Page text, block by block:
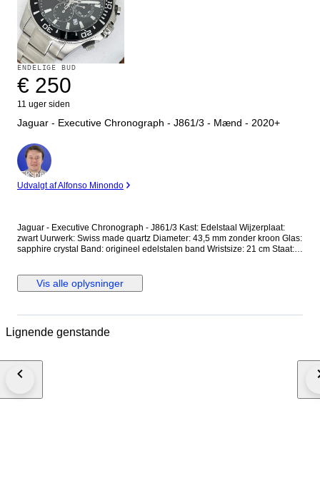
ENDELIGE BUD
€ 250
11 uger siden
Jaguar - Executive Chronograph - J861/3 - Mænd - 2020+
Ekspert
Udvalgt af Alfonso Minondo
Jaguar - Executive Chronograph - J861/3 Kast: Edelstaal Wijzerplaat:
zwart Uurwerk: Swiss made quartz Diameter: 43,5 mm zonder kroon Glas:
sapphire crystal Band: origineel edelstalen band Wristsize: 21 cm Staat:
verzekerd verstuurd (DHL-express).
Vis alle oplysninger
Lignende genstande